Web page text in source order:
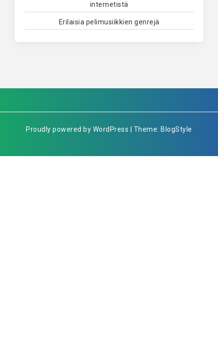
internetistä
Erilaisia pelimusiikkien genrejä
Proudly powered by WordPress | Theme: BlogStyle